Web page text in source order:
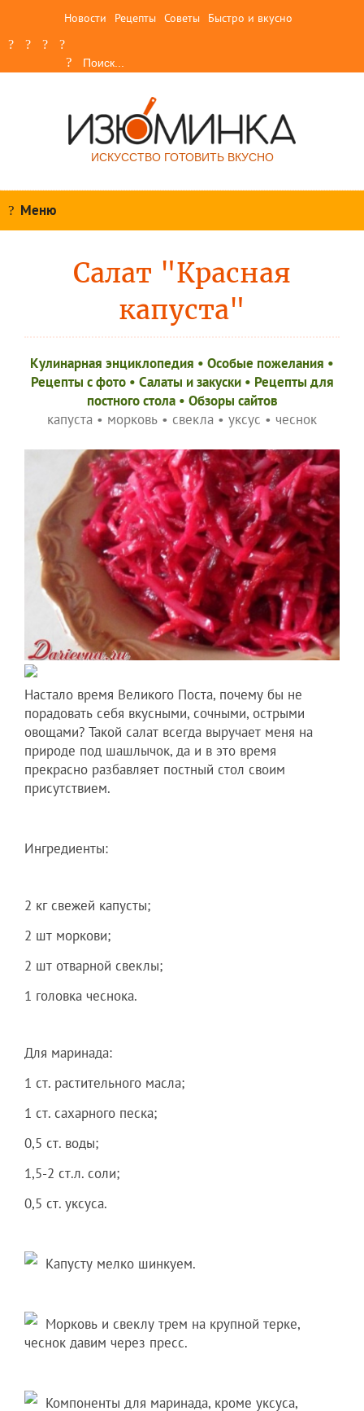
Новости Рецепты Советы Быстро и вкусно
ИСКУССТВО ГОТОВИТЬ ВКУСНО
Меню
Салат "Красная
капуста"
Кулинарная энциклопедия • Особые пожелания •
Рецепты c фото• Салаты и закуски• Рецепты для
постного стола• Обзоры сайтов
капуста • морковь • свекла • уксус • чеснок
Настало время Великого Поста, почему бы не
порадовать себя вкусными, сочными, острыми
овощами? Такой салат всегда выручает меня на
природе под шашлычок, да и в это время
прекрасно разбавляет постный стол своим
присутствием.
Ингредиенты:
2 кг свежей капусты;
2 шт моркови;
2 шт отварной свеклы;
1 головка чеснока.
Для маринада:
1 ст. растительного масла;
1 ст. сахарного песка;
0,5 ст. воды;
1,5-2 ст.л. соли;
0,5 ст. уксуса.
Капусту мелко шинкуем.
Морковь и свеклу трем на крупной терке,
чеснок давим через пресс.
Компоненты для маринада, кроме уксуса,